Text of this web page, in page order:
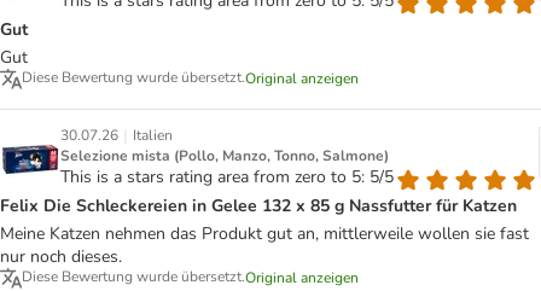
Gut
Gut
Diese Bewertung wurde übersetzt.Original anzeigen
30.07.26 | Italien
Selezione mista (Pollo, Manzo, Tonno, Salmone)
This is a stars rating area from zero to 5: 5/5
Felix Die Schleckereien in Gelee 132 x 85 g Nassfutter für Katzen
Meine Katzen nehmen das Produkt gut an, mittlerweile wollen sie fast
nur noch dieses.
Diese Bewertung wurde übersetzt.Original anzeigen